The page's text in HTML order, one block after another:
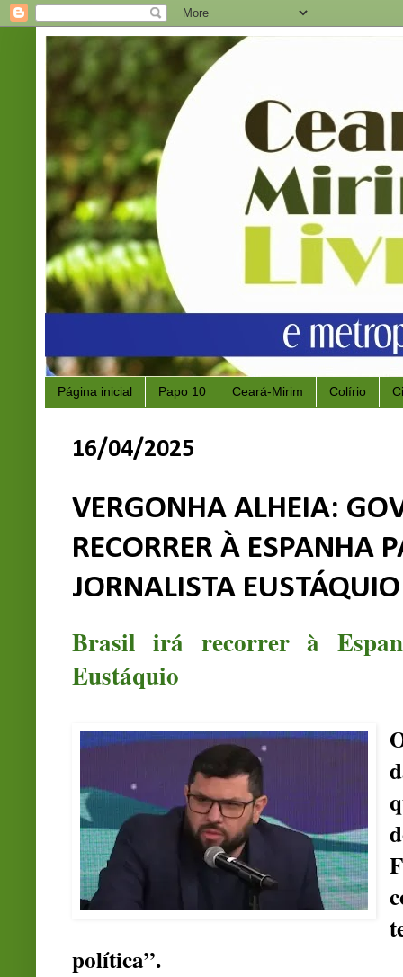
Página inicial Papo 10 Ceará-Mirim Colírio
16/04/2025
VERGONHA ALHEIA:
RECORRER À ESPANHA
JORNALISTA EUSTÁQUIO
Brasil irá recorrer à
Eustáquio
política”.